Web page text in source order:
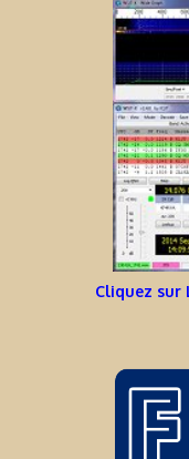
Cliquez sur